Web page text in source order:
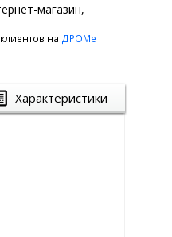
магазин,
на ДРОМе
Характеристики